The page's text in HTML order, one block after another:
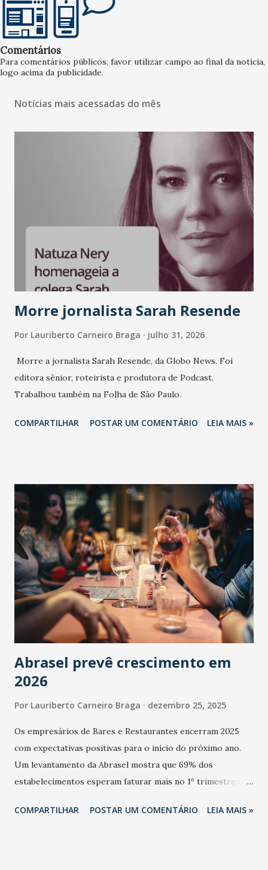
Comentários
Para comentários públicos, favor utilizar campo ao final da notícia,
logo acima da publicidade.
Notícias mais acessadas do mês
Morre jornalista Sarah Resende
Por Lauriberto Carneiro Braga julho 31, 2026
Morre a jornalista Sarah Resende, da Globo News. Foi
editora sênior, roteirista e produtora de Podcast.
Trabalhou também na Folha de São Paulo.
COMPARTILHAR POSTAR UM COMENTÁRIO LEIA MAIS »
Abrasel prevê crescimento em
2026
Por Lauriberto Carneiro Braga dezembro 25, 2025
Os empresários de Bares e Restaurantes encerram 2025
com expectativas positivas para o início do próximo ano.
Um levantamento da Abrasel mostra que 69% dos
estabelecimentos esperam faturar mais no 1º trimestre de
relação ao último trimestre deste ano, 56% também
COMPARTILHAR POSTAR UM COMENTÁRIO LEIA MAIS »